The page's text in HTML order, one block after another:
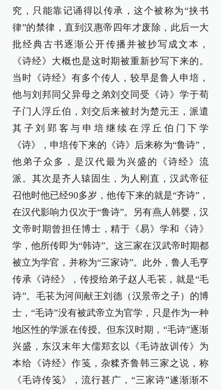
究，只能靠记诵得以传承，这个被称为“挟书
律”的禁律，直到汉惠帝四年才废除，此后一大
批经典古书逐渐公开传播并被抄写成文本，
《诗经》大概也是这时期被重新抄写下来的。
当时《诗经》有多个传人，较早是鲁人申培，
他与刘邦同父异母之弟刘交同受《诗》学于荀
子门人浮丘伯，刘交后来被封为楚元王，派遣
其子刘郢客与申培继续在浮丘伯门下学
《诗》，申培传下来的《诗》后来称为“鲁诗”，
他弟子众多，是汉代最为兴盛的《诗经》流
派。其次是齐人辕固生，为人刚直，汉武帝征
召他时他已经90多岁，他传下来的就是“齐诗”，
在汉代影响力仅次于“鲁诗”。另有燕人韩婴，汉
文帝时期曾担任博士，精于《易》学和《诗》
学，他所传即为“韩诗”。这三家在汉武帝时期都
被立为学官，并称为“三家诗”。此外，鲁人毛亨
传承《诗经》，传授给弟子赵人毛苌，就是“毛
诗”。毛苌为河间献王刘德（汉景帝之子）的博
士，“毛诗”没有被武帝立为官学，只是作为一种
地区性的学派在传授。但东汉时期，“毛诗”逐渐
兴盛，东汉末年大儒郑玄以《毛诗故训传》为
本给《诗经》作笺，杂糅齐鲁韩三家之说，称
《毛诗传笺》，流行甚广，“三家诗”遂渐渐不